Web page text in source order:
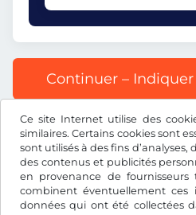
Ce site Internet utilise des
similaires. Certains cookies sont
sont utilisés à des fins
des contenus et publicités
en provenance de fournisseurs
combinent éventuellement ces
données qui ont été collectées
Continuer – Indiquer
Tous les prix s’entendent TVA
CHF